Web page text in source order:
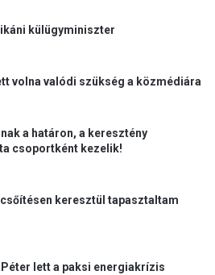
külügyminiszter
volna valódi szükség a közmédiára
a határon, a keresztény
csoportként kezelik!
keresztül tapasztaltam
Péter lett a paksi energiakrízis